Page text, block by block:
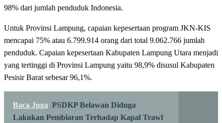
98% dari jumlah penduduk Indonesia.
Untuk Provinsi Lampung, capaian kepesertaan program JKN-KIS
mencapai 75% atau 6.799.914 orang dari total 9.062.766 jumlah
penduduk. Capaian kepesertaan Kabupaten Lampung Utara menjadi
yang tertinggi di Provinsi Lampung yaitu 98,9% disusul Kabupaten
Pesisir Barat sebesar 96,1%.
Baca Juga PSDKP Belawan Diduga
Lakukan Pembiaran Terhadap Kapal Trawl